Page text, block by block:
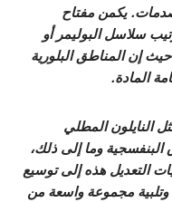
يكمن مفتاح
سلاسل البوليمر أو
إن المناطق البلورية
المادة.
النايلون المطلي
البنفسجية وما إلى ذلك،
التعديل هذه إلى توسيع
وتلبية مجموعة واسعة من